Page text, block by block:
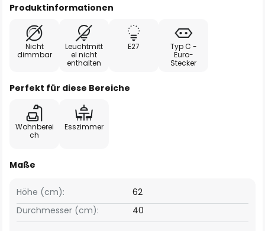
Produktinformationen
Nicht
dimmbar
Leuchtmitt
el nicht
enthalten
E27
Typ C -
Euro-
Stecker
Perfekt für diese Bereiche
Wohnberei
ch
Esszimmer
Maße
Höhe (cm):
62
Durchmesser (cm):
40